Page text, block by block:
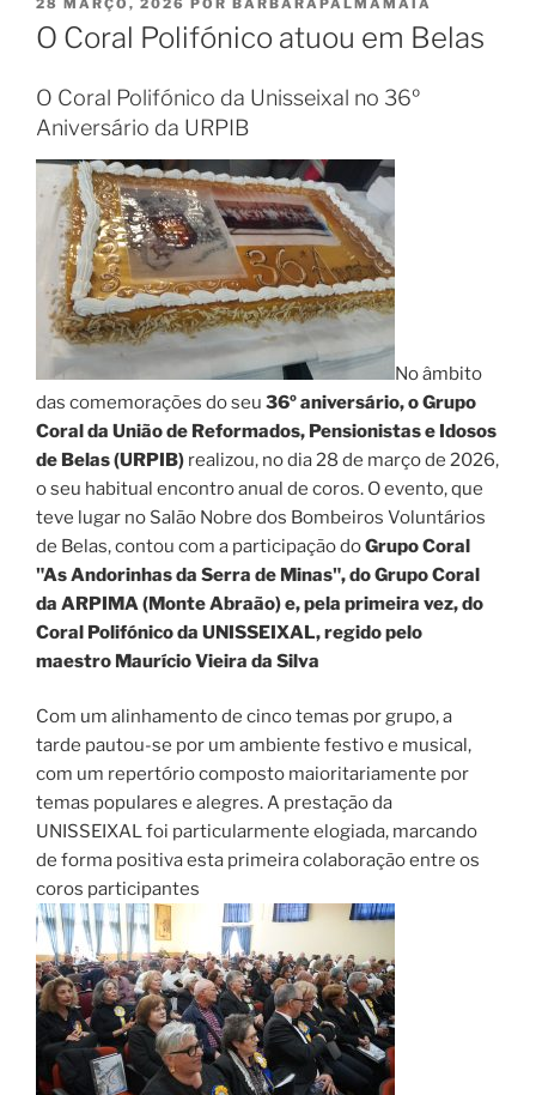
EM
28 MARÇO, 2026 POR BARBARAPALMAMAIA
O Coral Polifónico atuou em Belas
O Coral Polifónico da Unisseixal no 36º
Aniversário da URPIB
No âmbito
das comemorações do seu 36º aniversário, o Grupo
Coral da União de Reformados, Pensionistas e Idosos
de Belas (URPIB) realizou, no dia 28 de março de 2026,
o seu habitual encontro anual de coros. O evento, que
teve lugar no Salão Nobre dos Bombeiros Voluntários
de Belas, contou com a participação doGrupo Coral
"As Andorinhas da Serra de Minas", do Grupo Coral
da ARPIMA (Monte Abraão) e, pela primeira vez, do
Coral Polifónico da UNISSEIXAL, regido pelo
maestro Maurício Vieira da Silva
Com um alinhamento de cinco temas por grupo, a
tarde pautou-se por um ambiente festivo e musical,
com um repertório composto maioritariamente por
temas populares e alegres. A prestação da
UNISSEIXAL foi particularmente elogiada, marcando
de forma positiva esta primeira colaboração entre os
coros participantes